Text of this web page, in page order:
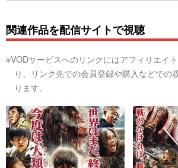
関連作品を配信サイトで視聴
※VODサービスへのリンクにはアフィリエイ
り、リンク先での会員登録や購入などでの
ります。